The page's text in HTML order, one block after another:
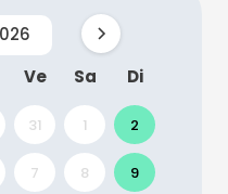
Ve Sa Di
31 1 2
7 8 9